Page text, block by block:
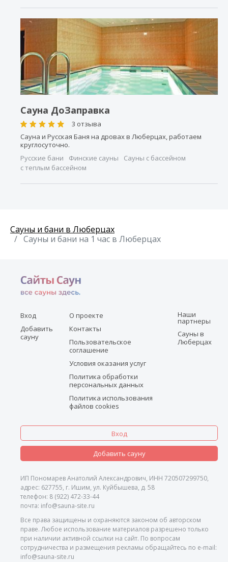
Сауна ДоЗаправка
3 отзыва
Сауна и Русская Баня на дровах в Люберцах, работаем
круглосуточно.
Русские бани
Финские сауны
Сауны с бассейном
с теплым бассейном
Сауны и бани в Люберцах
Сауны и бани на 1 час в Люберцах
Вход
Добавить
сауну
О проекте
Контакты
Пользовательское
соглашение
Условия оказания услуг
Политика обработки
персональных данных
Политика использования
файлов cookies
Наши
партнеры
Сауны в
Люберцах
Вход
Добавить сауну
ИП Пономарев Анатолий Александрович, ИНН 720507299750,
адрес: 627755, г. Ишим, ул. Куйбышева, д. 58
телефон: 8 (922) 472-33-44
почта: info@sauna-site.ru
Все права защищены и охраняются законом об авторском
праве. Любое использование материалов разрешено только
при наличии активной ссылки на сайт. По вопросам
сотрудничества и размещения рекламы обращайтесь по e-mail:
info@sauna-site.ru